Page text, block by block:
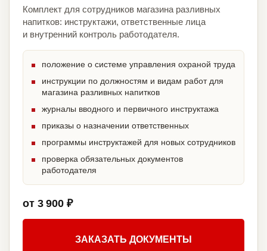
Комплект для сотрудников магазина разливных
напитков: инструктажи, ответственные лица
и внутренний контроль работодателя.
положение о системе управления охраной труда
инструкции по должностям и видам работ для
магазина разливных напитков
журналы вводного и первичного инструктажа
приказы о назначении ответственных
программы инструктажей для новых сотрудников
проверка обязательных документов
работодателя
от 3 900 ₽
ЗАКАЗАТЬ ДОКУМЕНТЫ